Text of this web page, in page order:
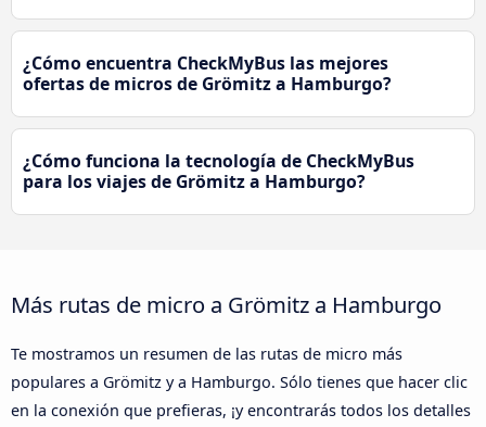
¿Cómo encuentra CheckMyBus las mejores
ofertas de micros de Grömitz a Hamburgo?
¿Cómo funciona la tecnología de CheckMyBus
para los viajes de Grömitz a Hamburgo?
Más rutas de micro a Grömitz a Hamburgo
Te mostramos un resumen de las rutas de micro más
populares a Grömitz y a Hamburgo. Sólo tienes que hacer clic
en la conexión que prefieras, ¡y encontrarás todos los detalles